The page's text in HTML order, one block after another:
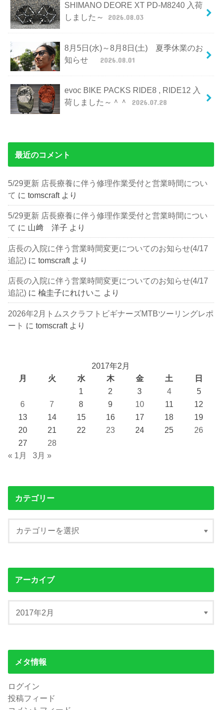
SHIMANO DEORE XT PD-M8240 入荷
しました～
2026.08.03
8月5日(水)～8月8日(土) 夏季休業のお
知らせ
2026.08.01
evoc BIKE PACKS RIDE8 , RIDE12 入
荷しました～＾＾
2026.07.28
最近のコメント
5/29更新 店長療養に伴う修理作業受付と営業時間につい
て にtomscraftより
5/29更新 店長療養に伴う修理作業受付と営業時間につい
て に 山﨑 洋子 より
店長の入院に伴う営業時間変更についてのお知らせ(4/17
追記) にtomscraftより
店長の入院に伴う営業時間変更についてのお知らせ(4/17
追記) に楡圭子にれけいこ より
2026年2月トムスクラフトビギナーズMTBツーリングレポ
ート にtomscraftより
2017年2月
月
火 水 木 金 土
日
1
2 3 4
5
6
7 8 9 10 11
12
13
14 15 16 17 18
19
20
21 22 23 24 25
26
27
28
« 1月
3月 »
カテゴリー
アーカイブ
メタ情報
ログイン
投稿フィード